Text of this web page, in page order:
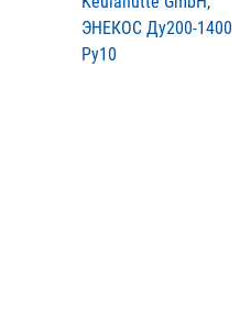
ЭНЕКОС Ду200-1400
Ру10